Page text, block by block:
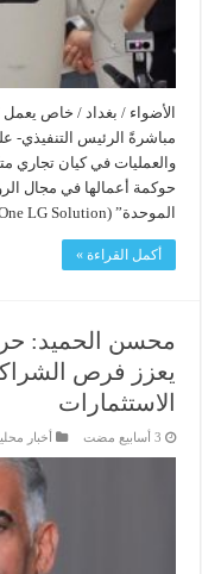
الأضواء / بغداد / خاص يعمل
مباشرةً الرئيس التنفيذي-
والعمليات في كيان تجاري
حوكمة أعمالها في مجال
الموحدة” (One LG Solution)، وذلك من …
أكمل القراءة »
محسن الحميد:
يعزز فرص
الاستثمارات
أخبار